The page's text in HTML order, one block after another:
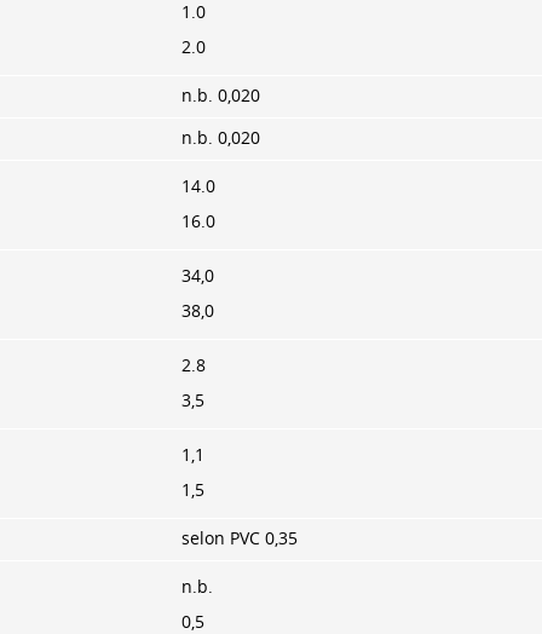
1.0
2.0
n.b. 0,020
n.b. 0,020
14.0
16.0
34,0
38,0
2.8
3,5
1,1
1,5
selon PVC 0,35
n.b.
0,5